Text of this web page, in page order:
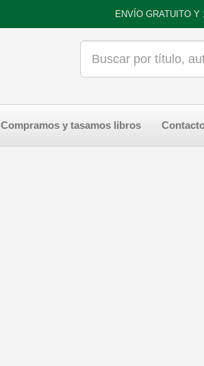
ENVÍO GRATUITO Y
Compramos y tasamos libros